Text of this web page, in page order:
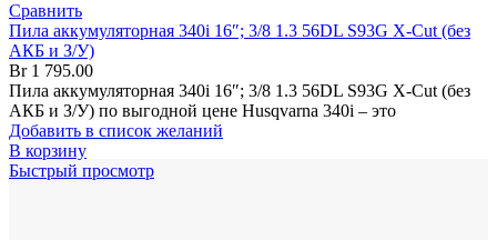
Сравнить
Пила аккумуляторная 340i 16″; 3/8 1.3 56DL S93G X-Cut (без
АКБ и З/У)
Br1 795.00
Пила аккумуляторная 340i 16″; 3/8 1.3 56DL S93G X-Cut (без
АКБ и З/У) по выгодной цене Husqvarna 340i – это
Добавить в список желаний
В корзину
Быстрый просмотр